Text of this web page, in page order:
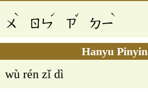
ㄨ
ˋ
ㄖㄣ
ˊ
ㄗ
ˇ
ㄉㄧ
ˋ
Hanyu Pinyin
wù rén zǐ dì